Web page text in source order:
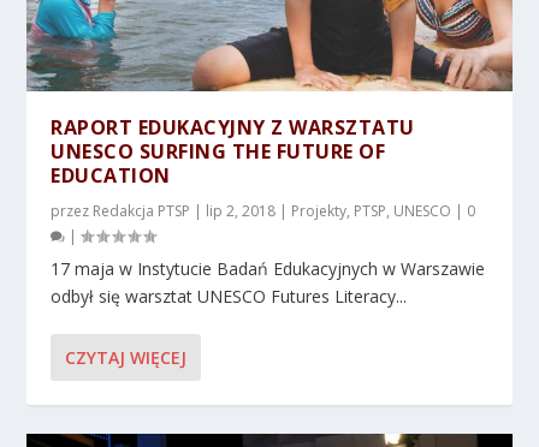
RAPORT EDUKACYJNY Z WARSZTATU
UNESCO SURFING THE FUTURE OF
EDUCATION
przez Redakcja PTSP | lip 2, 2018 | Projekty, PTSP, UNESCO | 0
|
17 maja w Instytucie Badań Edukacyjnych w Warszawie
odbył się warsztat UNESCO Futures Literacy...
CZYTAJ WIĘCEJ